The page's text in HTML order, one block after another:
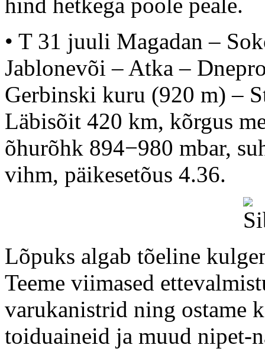
• T 31 juuli Magadan –
Jablonevõi – Atka –
Gerbinski kuru (920 m) –
Läbisõit 420 km, kõrgus
õhurõhk 894−980 mbar,
vihm, päikesetõus 4.36.
Lõpuks algab tõeline
Teeme viimased
varukanistrid ning ostame
toiduaineid ja muud nipet-